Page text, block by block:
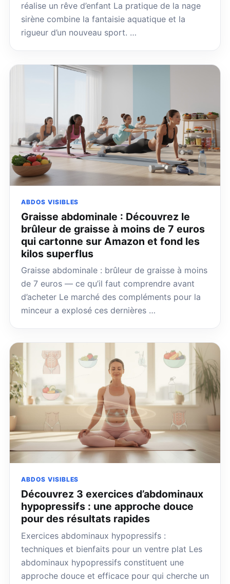
réalise un rêve d’enfant La pratique de la nage
sirène combine la fantaisie aquatique et la
rigueur d’un nouveau sport. …
ABDOS VISIBLES
Graisse abdominale : Découvrez le
brûleur de graisse à moins de 7 euros
qui cartonne sur Amazon et fond les
kilos superflus
Graisse abdominale : brûleur de graisse à moins
de 7 euros — ce qu’il faut comprendre avant
d’acheter Le marché des compléments pour la
minceur a explosé ces dernières …
ABDOS VISIBLES
Découvrez 3 exercices d’abdominaux
hypopressifs : une approche douce
pour des résultats rapides
Exercices abdominaux hypopressifs :
techniques et bienfaits pour un ventre plat Les
abdominaux hypopressifs constituent une
approche douce et efficace pour qui cherche un